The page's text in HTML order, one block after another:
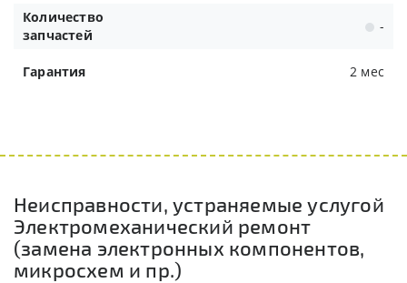
Количество
запчастей
-
Гарантия 2 мес
Неисправности, устраняемые услугой
Электромеханический ремонт
(замена электронных компонентов,
микросхем и пр.)